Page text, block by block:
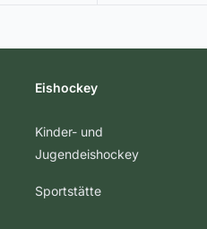
Eishockey
Kinder- und
Jugendeishockey
Sportstätte